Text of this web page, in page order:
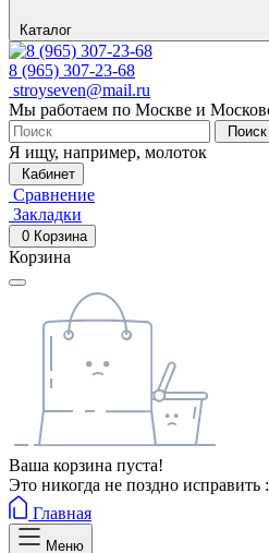
Каталог
8 (965) 307-23-68
stroyseven@mail.ru
Мы работаем по Москве и
Поиск
Я ищу, например, молоток
Кабинет
Сравнение
Закладки
0 Корзина
Корзина
Ваша корзина пуста!
Это никогда не поздно исправить
Главная
Меню